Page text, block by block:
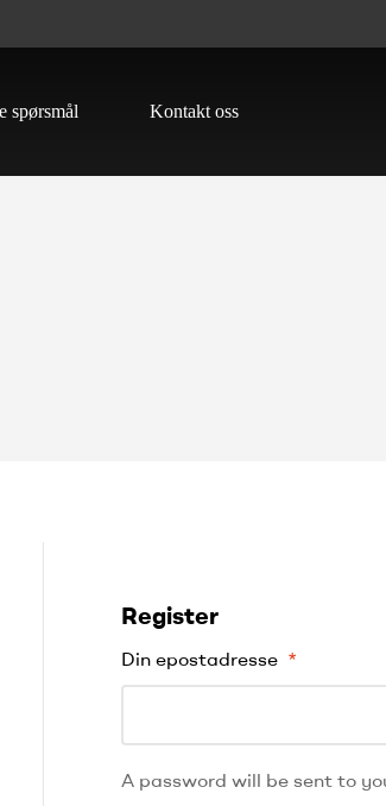
spørsmål Kontakt oss
Register
Din epostadresse *
A password will be sent to